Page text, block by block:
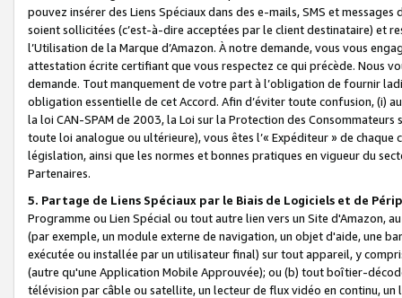
pouvez insérer des Liens Spéciaux dans des e-mails, SMS et
soient sollicitées (c’est-à-dire acceptées par le client destinataire) et
l’Utilisation de la Marque d’Amazon. À notre demande, vous vous
attestation écrite certifiant que vous respectez ce qui précède. Nous
demande. Tout manquement de votre part à l’obligation de fournir
obligation essentielle de cet Accord. Afin d’éviter toute confusion, (i)
la loi CAN-SPAM de 2003, la Loi sur la Protection des
toute loi analogue ou ultérieure), vous êtes l’« Expéditeur » de
législation, ainsi que les normes et bonnes pratiques en vigueur du
Partenaires.
5. Partage de Liens Spéciaux par le Biais de Logiciels et de
Programme ou Lien Spécial ou tout autre lien vers un Site d'Amazon,
(par exemple, un module externe de navigation, un objet d'aide, une
exécutée ou installée par un utilisateur final) sur tout appareil, y
(autre qu'une Application Mobile Approuvée); ou (b) tout boîtier-
télévision par câble ou satellite, un lecteur de flux vidéo en continu,